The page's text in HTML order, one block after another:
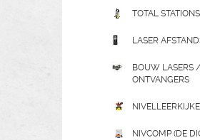
TOTAL STATIONS
LASER
BOUW LASERS
ONTVANGERS
NIVCOMP (DE